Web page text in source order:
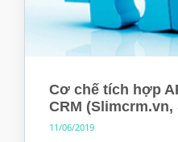
Cơ chế tích hợp
CRM
11/06/2019